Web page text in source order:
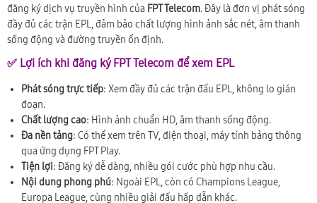
đăng ký dịch vụ truyền hình của FPT Telecom. Đây là đơn vị phát sóng
đầy đủ các trận EPL, đảm bảo chất lượng hình ảnh sắc nét, âm thanh
sống động và đường truyền ổn định.
✅ Lợi ích khi đăng ký FPT Telecom để xem EPL
Phát sóng trực tiếp: Xem đầy đủ các trận đấu EPL, không lo gián
đoạn.
Chất lượng cao: Hình ảnh chuẩn HD, âm thanh sống động.
Đa nền tảng: Có thể xem trên TV, điện thoại, máy tính bảng thông
qua ứng dụng FPT Play.
Tiện lợi: Đăng ký dễ dàng, nhiều gói cước phù hợp nhu cầu.
Nội dung phong phú: Ngoài EPL, còn có Champions League,
Europa League, cùng nhiều giải đấu hấp dẫn khác.